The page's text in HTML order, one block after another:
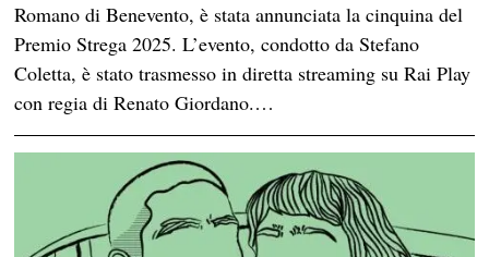
Romano di Benevento, è stata annunciata la cinquina del
Premio Strega 2025. L’evento, condotto da Stefano
Coletta, è stato trasmesso in diretta streaming su Rai Play
con regia di Renato Giordano.…